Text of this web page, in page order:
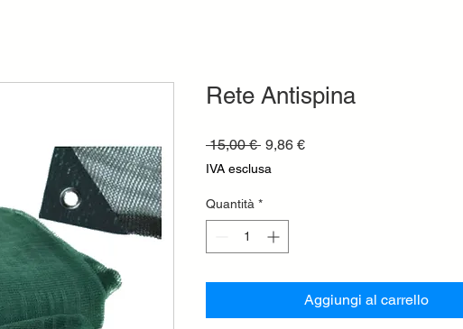
Rete Antispina
15,00 € Prezzo
9,86 €Prezzo
IVA esclusa
Quantità *
Aggiungi al carrello